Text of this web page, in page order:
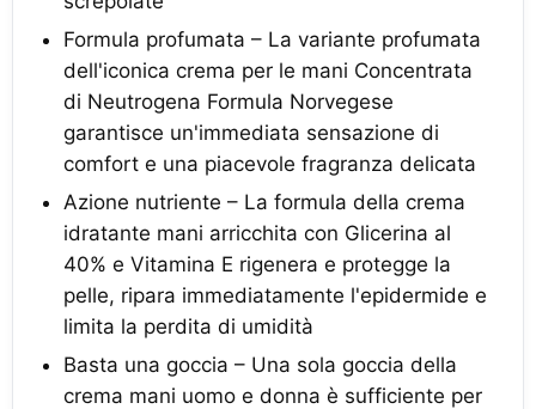
Formula profumata – La variante profumata
dell'iconica crema per le mani Concentrata
di Neutrogena Formula Norvegese
garantisce un'immediata sensazione di
comfort e una piacevole fragranza delicata
Azione nutriente – La formula della crema
idratante mani arricchita con Glicerina al
40% e Vitamina E rigenera e protegge la
pelle, ripara immediatamente l'epidermide e
limita la perdita di umidità
Basta una goccia – Una sola goccia della
crema mani uomo e donna è sufficiente per